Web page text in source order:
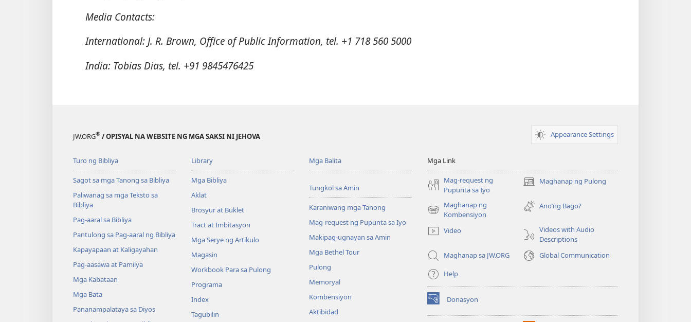
Media Contacts:
International: J. R. Brown, Office of Public Information, tel. +1 718 560 5000
India: Tobias Dias, tel. +91 9845476425
JW.ORG® / OPISYAL NA WEBSITE NG MGA SAKSI NI JEHOVA Appearance Settings
Turo ng Bibliya
Sagot sa mga Tanong sa Bibliya
Paliwanag sa mga Teksto sa
Bibliya
Pag-aaral sa Bibliya
Pantulong sa Pag-aaral ng Bibliya
Kapayapaan at Kaligayahan
Pag-aasawa at Pamilya
Mga Kabataan
Mga Bata
Pananampalataya sa Diyos
Library
Mga Bibliya
Aklat
Brosyur at Buklet
Tract at Imbitasyon
Mga Serye ng Artikulo
Magasin
Workbook Para sa Pulong
Programa
Index
Tagubilin
Mga Balita
Tungkol sa Amin
Karaniwang mga Tanong
Mag-request ng Pupunta sa Iyo
Makipag-ugnayan sa Amin
Mga Bethel Tour
Pulong
Memoryal
Kombensiyon
Aktibidad
Mga Link
Mag-request ng
Pupunta sa Iyo
Maghanap ng Pulong
(may
na
window)
Maghanap ng
Kombensiyon
(may
na
window)
Ano’ng Bago?
Video
Videos with Audio
Descriptions
Maghanap sa JW.ORG
Global Communication
Help
Donasyon
(may
bubukas